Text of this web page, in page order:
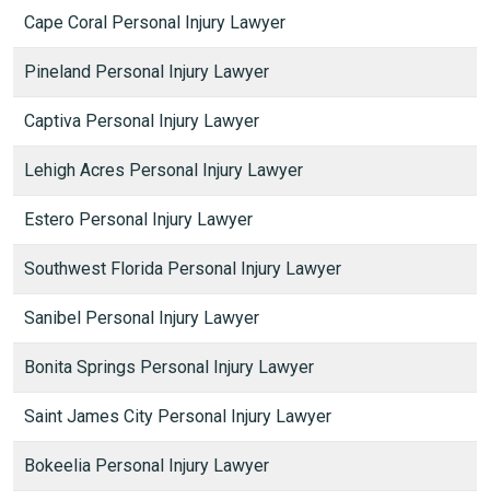
Cape Coral Personal Injury Lawyer
Pineland Personal Injury Lawyer
Captiva Personal Injury Lawyer
Lehigh Acres Personal Injury Lawyer
Estero Personal Injury Lawyer
Southwest Florida Personal Injury Lawyer
Sanibel Personal Injury Lawyer
Bonita Springs Personal Injury Lawyer
Saint James City Personal Injury Lawyer
Bokeelia Personal Injury Lawyer